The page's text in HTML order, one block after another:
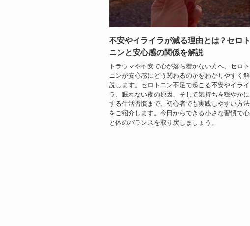
不安やイライラが減る理由とは？セロト
ニンと安心感の関係を解説
トラウマや不安で心が落ち着かない方へ、セロト
ニンが安心感にどう関わるのかをわかりやすく解
説します。セロトニン不足で起こる不安やイライ
ラ、眠れない夜の原因、そして気持ちを穏やかに
する生活習慣まで、初心者でも実践しやすい方法
をご紹介します。今日からできる小さな習慣で心
と体のバランスを取り戻しましょう。